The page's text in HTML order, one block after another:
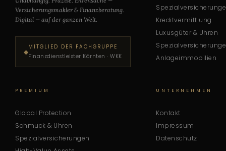
Versicherungsmakler & Finanzberatung.
Digital — auf der ganzen Welt.
◆
MITGLIED DER FACHGRUPPE
Finanzdienstleister Kärnten · WKK
Kreditvermittlung
Luxusgüter & Uhren
Anlageimmobilien
PREMIUM
Global Protection
Schmuck & Uhren
Spezialversicherungen
UNTERNEHMEN
Kontakt
Impressum
Datenschutz